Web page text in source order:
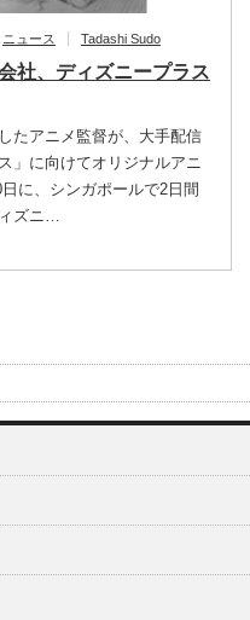
ニュース Tadashi Sudo
社、ディズニープラス
たアニメ監督が、大手配信
」に向けてオリジナルアニ
に、シンガポールで2日間
ズニ…